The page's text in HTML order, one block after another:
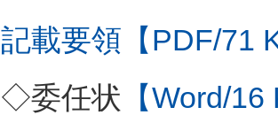
記載要領【PDF/71
◇委任状 【Word/